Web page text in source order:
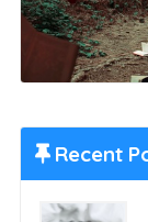
Recent